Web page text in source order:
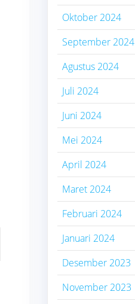
Oktober 2024
September 2024
Agustus 2024
Juli 2024
Juni 2024
Mei 2024
April 2024
Maret 2024
Februari 2024
Januari 2024
Desember 2023
November 2023